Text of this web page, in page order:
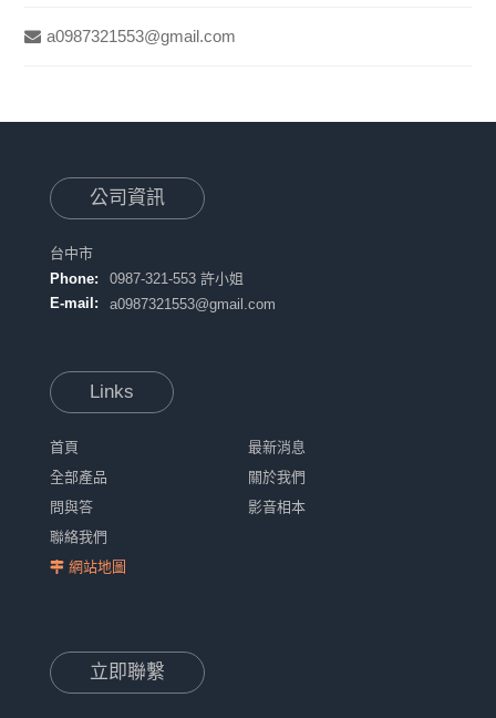
a0987321553@gmail.com
公司資訊
台中市
Phone:
0987-321-553 許小姐
E-mail:
a0987321553@gmail.com
Links
首頁
最新消息
全部產品
關於我們
問與答
影音相本
聯絡我們
網站地圖
立即聯繫